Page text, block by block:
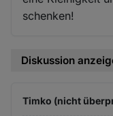
schenken!
Diskussion
Timko (nicht